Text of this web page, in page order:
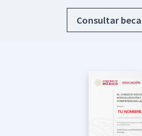
Consultar